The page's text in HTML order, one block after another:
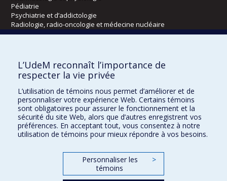
Pédiatrie
Psychiatrie et d’addictologie
Radiologie, radio-oncologie et médecine nucléaire
Kinésiologie et des sciences de l’activité physique
Orthophonie et audiologie
Réadaptation
Directions
DPC
CPASS
L’UdeM reconnaît l’importance de
respecter la vie privée
L’utilisation de témoins nous permet d’améliorer et de
personnaliser votre expérience Web. Certains témoins
sont obligatoires pour assurer le fonctionnement et la
sécurité du site Web, alors que d’autres enregistrent vos
préférences. En acceptant tout, vous consentez à notre
utilisation de témoins pour mieux répondre à vos besoins.
Personnaliser les
témoins
>